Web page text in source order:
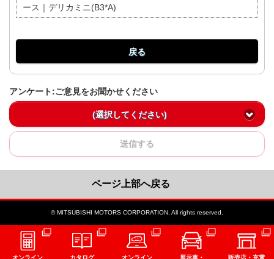
ース｜デリカミニ(B3*A)
戻る
アンケート:ご意見をお聞かせください
(選択してください)
送信する
ページ上部へ戻る
© MITSUBISHI MOTORS CORPORATION. All rights reserved.
オンライン カタログ オンライン 展示車・ 販売店・充電